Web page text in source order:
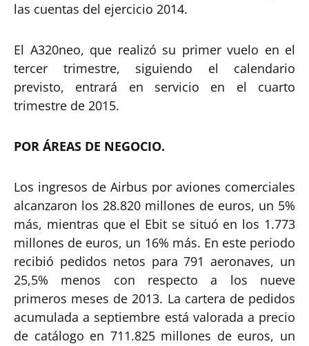
las cuentas del ejercicio 2014.
El A320neo, que realizó su primer vuelo en el
tercer trimestre, siguiendo el calendario
previsto, entrará en servicio en el cuarto
trimestre de 2015.
POR ÁREAS DE NEGOCIO.
Los ingresos de Airbus por aviones comerciales
alcanzaron los 28.820 millones de euros, un 5%
más, mientras que el Ebit se situó en los 1.773
millones de euros, un 16% más. En este periodo
recibió pedidos netos para 791 aeronaves, un
25,5% menos con respecto a los nueve
primeros meses de 2013. La cartera de pedidos
acumulada a septiembre está valorada a precio
de catálogo en 711.825 millones de euros, un